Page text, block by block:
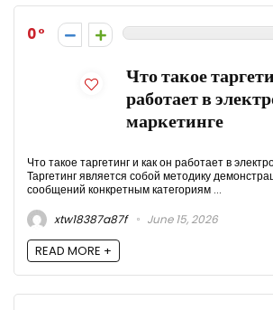
0
Что такое
работает в
маркетинге
Что такое таргетинг и как он работает в
Таргетинг является собой методику
сообщений конкретным категориям ...
xtw18387a87f
June 15, 2026
READ MORE +